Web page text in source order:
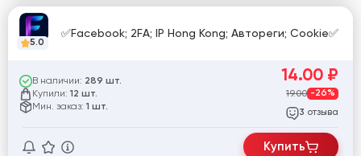
5.0
✅Facebook; 2FA; IP Hong Kong; Автореги; Cookie✅
В наличии: 289 шт.
Купили: 12 шт.
Мин. заказ: 1 шт.
14.00 ₽
19.00 -26%
3 отзыва
Купить